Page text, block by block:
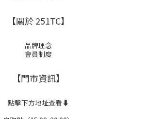
【關於 251TC】
品牌理念
會員制度
【門市資訊】
點擊下方地址查看⬇️